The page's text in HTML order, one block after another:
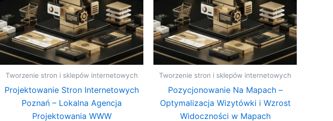
Tworzenie stron i sklepów internetowych
Projektowanie Stron Internetowych
Poznań – Lokalna Agencja
Projektowania WWW
Tworzenie stron i sklepów internetowych
Pozycjonowanie Na Mapach –
Optymalizacja Wizytówki i Wzrost
Widoczności w Mapach